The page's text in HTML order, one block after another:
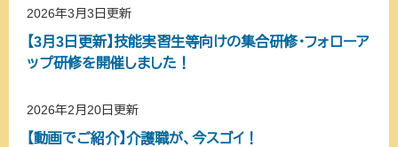
2026年3月3日更新
【3月3日更新】技能実習生等向けの集合研修・フォローア
ップ研修を開催しました！
2026年2月20日更新
【動画でご紹介】介護職が、今スゴイ！